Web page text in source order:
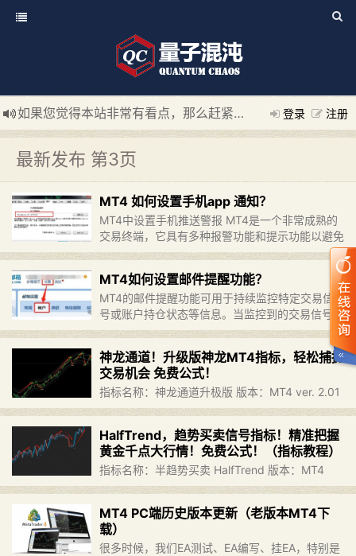
登录 注册
如果您觉得本站非常有看点，那么赶紧使用Ctrl+D 收藏我们吧
新添加量子混沌系统板块，欢迎大家访问！
---“量子混沌系
最新发布 第3页
MT4 如何设置手机app 通知？
​MT4中设置手机推送警报 MT4是一个非常成熟的
交易终端，它具有多种报警功能和提示功能以避免
交易者错过行情。我们在上一周配置了邮件提醒，
Notificati……继续阅读 »
MT4如何设置邮件提醒功能？
MT4的邮件提醒功能可用于持续监控特定交易信
号或账户持仓状态等信息。当监控到的交易信号或
持仓状态满足设定条件时，MT4会通过内置的邮
件发送功能，将提醒邮件发送至指定邮箱，以便账
户持有人或交易者及时处…… 继续阅读 »
神龙通道！升级版神龙MT4指标，轻松捕捉
交易机会 免费公式！
指标名称：神龙通道升极版 版本：MT4 ver. 2.01
神龙通道立足交易系统多年，经过不断的改进，呈
色并且价格向上出现“顺向多单”字样，即为上涨趋
势，……继续阅读 »
HalfTrend，趋势买卖信号指标！精准把握
黄金千点大行情！免费公式！（指标教程）
​指标名称：半趋势买卖 HalfTrend 版本：MT4
ver. 1.03 该半趋势MT4指标使用移动平均线来计
交易者可以在任何时间框架上应用它，以成功
进……
MT4 PC端历史版本更新（老版本MT4下
载）
​ 很多时候，我们EA测试、EA编写、挂EA，特别是